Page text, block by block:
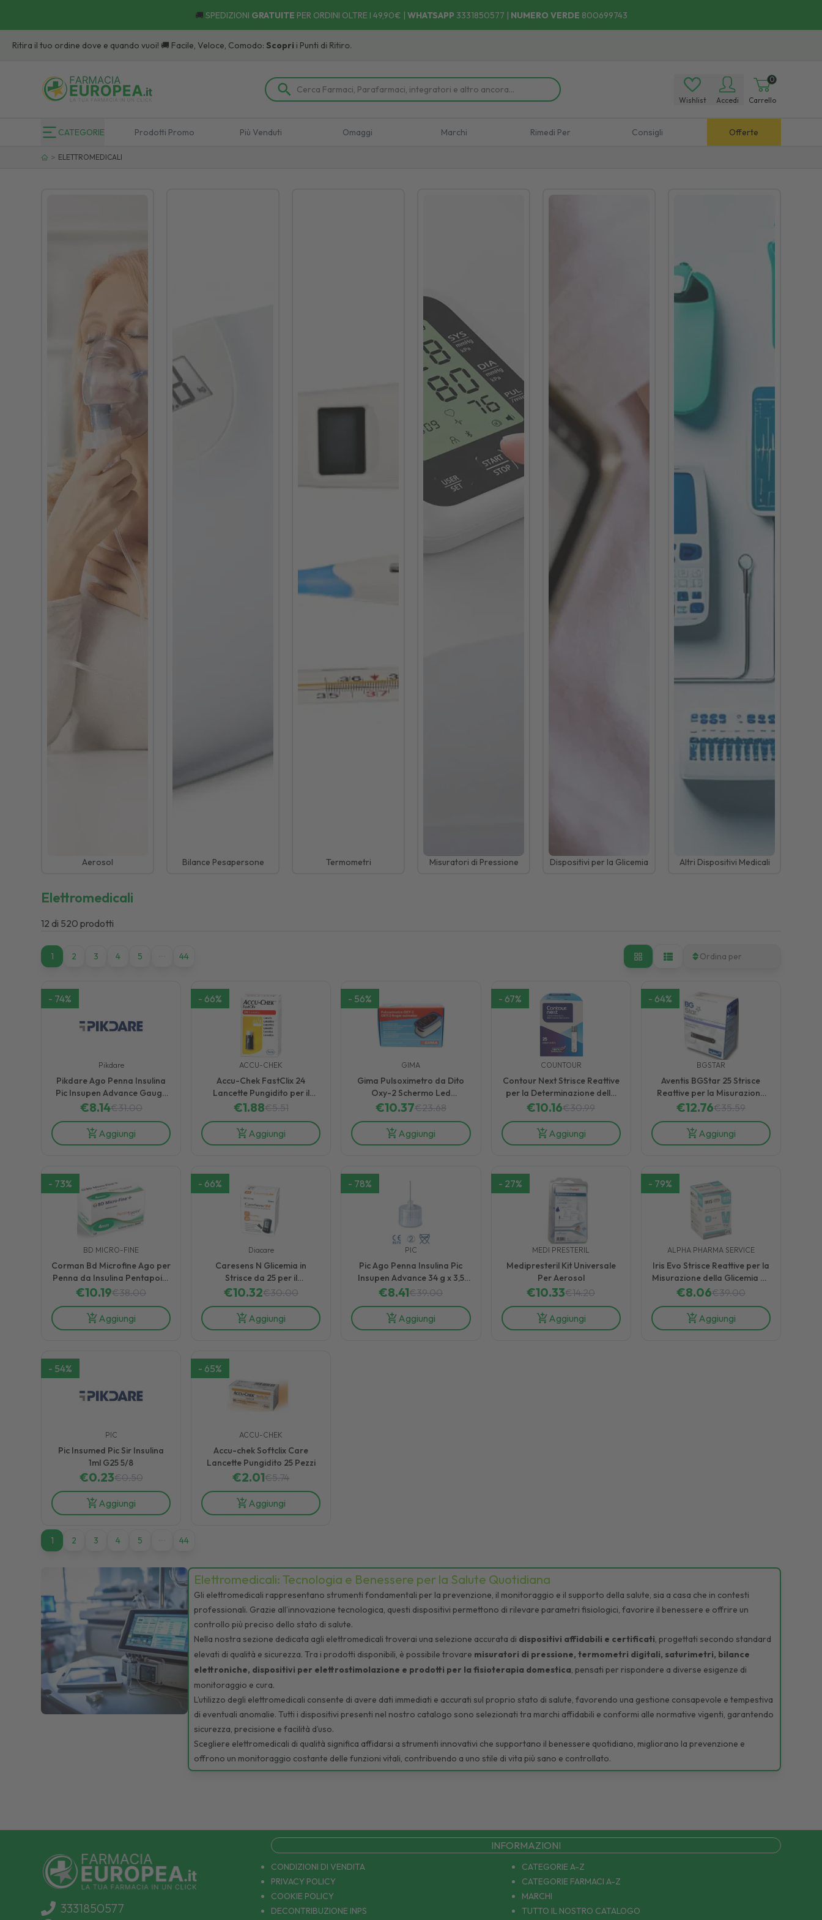
🚚 SPEDIZIONI GRATUITE PER ORDINI OLTRE I 49,90€ | WHATSAPP 3331850577 | NUMERO VERDE 800699743
ordine dove e quando vuoi! 🚚 Facile, Veloce, Comodo:Scoprii Punti di Ritiro.
Wishlist Accedi
0
Carrello
CATEGORIE Prodotti Promo Più Venduti Omaggi Marchi Rimedi Per Consigli Offerte
> ELETTROMEDICALI
Aerosol Bilance Pesapersone Termometri Misuratori di Pressione Dispositivi per la Glicemia Altri Dispositivi Medicali
Elettromedicali
12 di 520 prodotti
11 2 3 4 5 44 Ordina per
- 74%
Pikdare
Pikdare Ago Penna Insulina
Pic Insupen Advance Gauge
32x4 Mm 100 Pezzi
€8.14€31.00
Aggiungi
- 66%
ACCU-CHEK
Accu-Chek FastClix 24
Lancette Pungidito per il
Controllo della Glicemia
€1.88€5.51
Aggiungi
- 56%
GIMA
Gima Pulsoximetro da Dito
Oxy-2 Schermo Led
60x30,5x32,5mm 1 Pezzo
€10.37€23.68
Aggiungi
- 67%
COUNTOUR
Contour Next Strisce Reattive
per la Determinazione della
Glicemia 25 Strisce
€10.16€30.99
Aggiungi
- 64%
BGSTAR
Aventis BGStar 25 Strisce
Reattive per la Misurazione
della Glicemia
€12.76€35.59
Aggiungi
- 73%
BD MICRO-FINE
Corman Bd Microfine Ago per
Penna da Insulina Pentapoint
32 g x 4 mm 100 Pezzi
€10.19€38.00
Aggiungi
- 66%
Diacare
Caresens N Glicemia in
Strisce da 25 per il
Monitoraggio della Glicemia
€10.32€30.00
Aggiungi
- 78%
PIC
Pic Ago Penna Insulina Pic
Insupen Advance 34 g x 3,5
mm 100 Pez
€8.41€39.00
Aggiungi
- 27%
MEDI PRESTERIL
Medipresteril Kit Universale
Per Aerosol
€10.33€14.20
Aggiungi
- 79%
ALPHA PHARMA SERVICE
Iris Evo Strisce Reattive per la
Misurazione della Glicemia 25
Pezzi
€8.06€39.00
Aggiungi
- 54%
PIC
Pic Insumed Pic Sir Insulina
1ml G25 5/8
€0.23€0.50
Aggiungi
- 65%
ACCU-CHEK
Accu-chek Softclix Care
Lancette Pungidito 25 Pezzi
€2.01€5.74
Aggiungi
11 2 3 4 5 44
Elettromedicali: Tecnologia e Benessere per la Salute Quotidiana
Gli elettromedicali rappresentano strumenti fondamentali per la prevenzione, il monitoraggio e il supporto della salute, sia a casa che in contesti
professionali. Grazie all’innovazione tecnologica, questi dispositivi permettono di rilevare parametri fisiologici, favorire il benessere e offrire un
controllo più preciso dello stato di salute.
Nella nostra sezione dedicata agli elettromedicali troverai una selezione accurata di dispositivi affidabili e certificati, progettati secondo standard
elevati di qualità e sicurezza. Tra i prodotti disponibili, è possibile trovare misuratori di pressione, termometri digitali, saturimetri, bilance
elettroniche, dispositivi per elettrostimolazione e prodotti per la fisioterapia domestica, pensati per rispondere a diverse esigenze di
monitoraggio e cura.
L’utilizzo degli elettromedicali consente di avere dati immediati e accurati sul proprio stato di salute, favorendo una gestione consapevole e tempestiva
di eventuali anomalie. Tutti i dispositivi presenti nel nostro catalogo sono selezionati tra marchi affidabili e conformi alle normative vigenti, garantendo
sicurezza, precisione e facilità d’uso.
Scegliere elettromedicali di qualità significa affidarsi a strumenti innovativi che supportano il benessere quotidiano, migliorano la prevenzione e
offrono un monitoraggio costante delle funzioni vitali, contribuendo a uno stile di vita più sano e controllato.
3331850577
INFORMAZIONI
CONDIZIONI DI VENDITA
PRIVACY POLICY
COOKIE POLICY
DECONTRIBUZIONE INPS
CATEGORIE A-Z
CATEGORIE FARMACI A-Z
MARCHI
TUTTO IL NOSTRO CATALOGO